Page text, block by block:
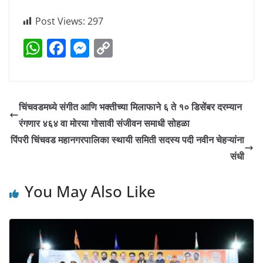
Post Views: 297
W
s
A
p
F
e
b
o
k
M
e
n
g
y
Li
n
चिंचवडमध्ये संगीत आणि भक्तीच्या मिलाफाने ६ ते १० डिसेंबर दरम्यान
रंगणार ४६४ वा मोरया गोसावी संजीवन समाधी सोहळा
पिंपरी चिंचवड महानगरपालिका स्थायी समिती सदस्य पदी नवीन चेहऱ्यांना
संधी
You May Also Like